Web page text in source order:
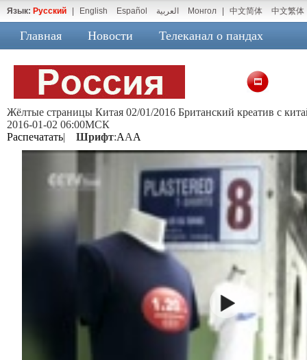
Язык: Русский English Español العربية Монгол 中文简体 中文繁体
Главная Новости Телеканал о пандах
Жёлтые страницы Китая 02/01/2016 Британский креатив с
2016-01-02 06:00МСК
Распечатать| Шрифт:AAA